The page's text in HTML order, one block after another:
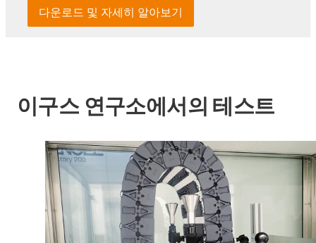
다운로드 및 자세히 알아보기
이구스 연구소에서의 테스트